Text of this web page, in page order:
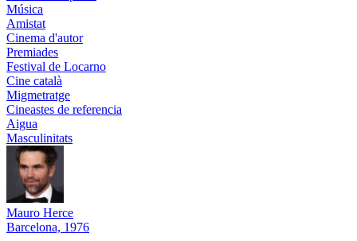
Música
Amistat
Cinema d'autor
Premiades
Festival de Locarno
Cine català
Migmetratge
Cineastes de referencia
Aigua
Masculinitats
Mauro Herce
Barcelona, 1976